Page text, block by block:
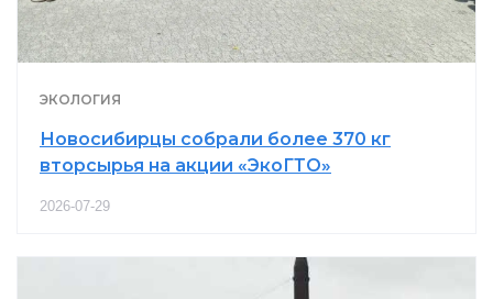
ЭКОЛОГИЯ
Новосибирцы собрали более 370 кг
вторсырья на акции «ЭкоГТО»
2026-07-29